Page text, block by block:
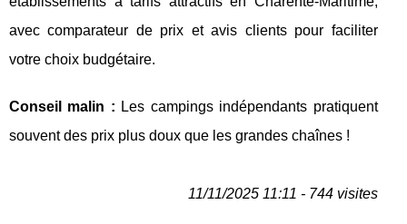
avec comparateur de prix et avis clients pour faciliter
votre choix budgétaire.
Conseil malin : Les campings indépendants pratiquent
souvent des prix plus doux que les grandes chaînes !
11/11/2025 11:11 - 744 visites